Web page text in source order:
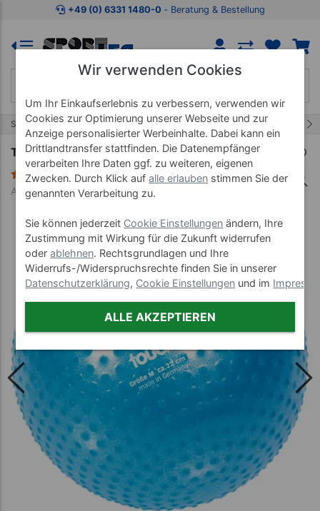
Zum Kaufbereich springen Zur Produktbeschreibung
+49 (0) 6331 1480-0 ‐ Beratung & Bestellung
Start Bälle Spiel- Therapiebälle
TOGU Redondo Ball Touch, ø 22 cm, blau
17 Bewertungen
Art-Nr. 02216
Wir verwenden Cookies
Um Ihr Einkaufserlebnis zu verbessern, verwenden wir
Cookies zur Optimierung unserer Webseite und zur
Anzeige personalisierter Werbeinhalte. Dabei kann ein
Drittlandtransfer stattfinden. Die Datenempfänger
verarbeiten Ihre Daten ggf. zu weiteren, eigenen
Zwecken. Durch Klick aufalle erlauben stimmen Sie der
genannten Verarbeitung zu.
Sie können jederzeit Cookie Einstellungen ändern, Ihre
Zustimmung mit Wirkung für die Zukunft widerrufen
oderablehnen. Rechtsgrundlagen und Ihre
Widerrufs-/Widerspruchsrechte finden Sie in unserer
Datenschutzerklärung, Cookie Einstellungen und im
ALLE AKZEPTIEREN